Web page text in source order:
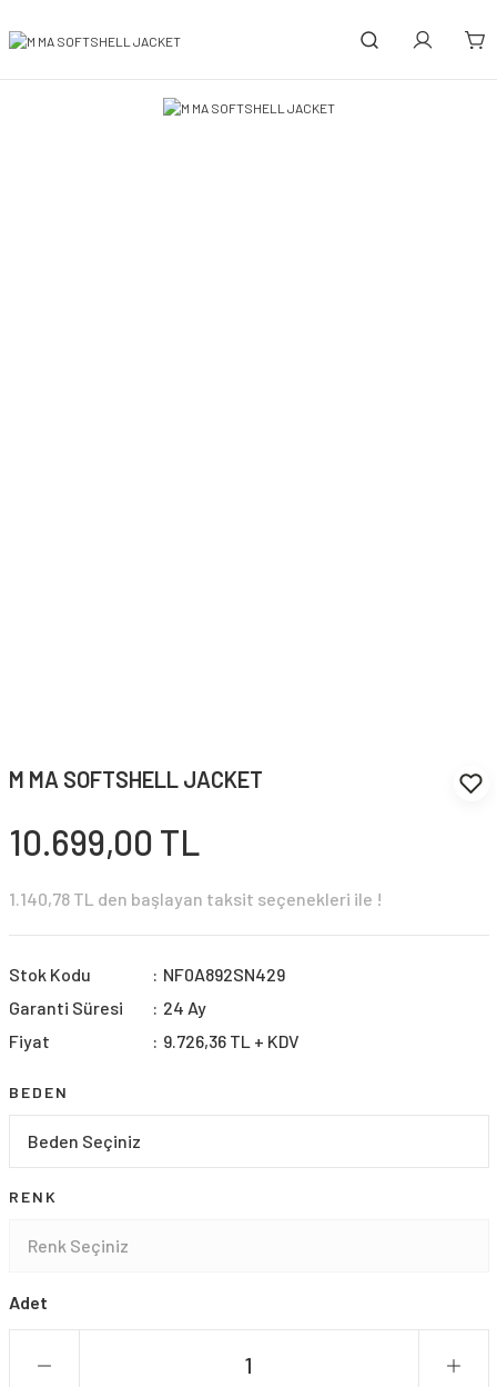
M MA SOFTSHELL JACKET
10.699,00 TL
1.140,78 TL den başlayan taksit seçenekleri ile !
Stok Kodu
NF0A892SN429
Garanti Süresi
24 Ay
Fiyat
9.726,36 TL + KDV
BEDEN
RENK
Adet